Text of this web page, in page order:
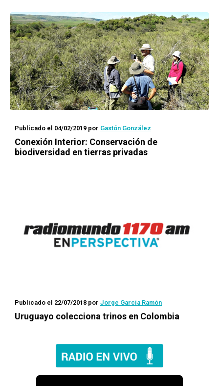
Publicado el 04/02/2019 por Gastón González
Conexión Interior: Conservación de
biodiversidad en tierras privadas
Publicado el 22/07/2018 por Jorge García Ramón
Uruguayo colecciona trinos en Colombia